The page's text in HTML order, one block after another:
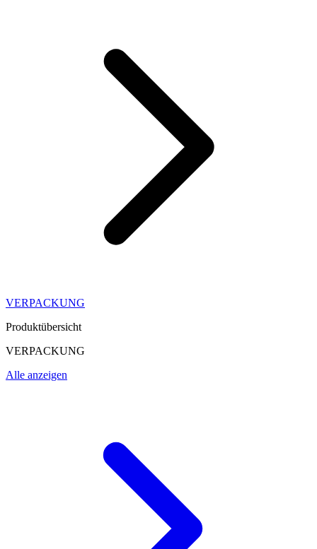
VERPACKUNG
Produktübersicht
VERPACKUNG
Alle anzeigen